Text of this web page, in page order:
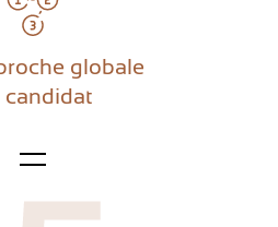
globale
candidat